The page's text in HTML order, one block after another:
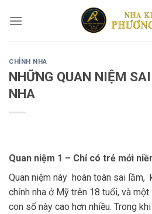
CHỈNH NHA
NHỮNG QUAN NIỆM
NHA
Quan niệm 1 – Chỉ có trẻ mới
Quan niệm này hoàn toàn sai lầm,
chỉnh nha ở Mỹ trên 18 tuổi, và
con số này cao hơn nhiều. Trong